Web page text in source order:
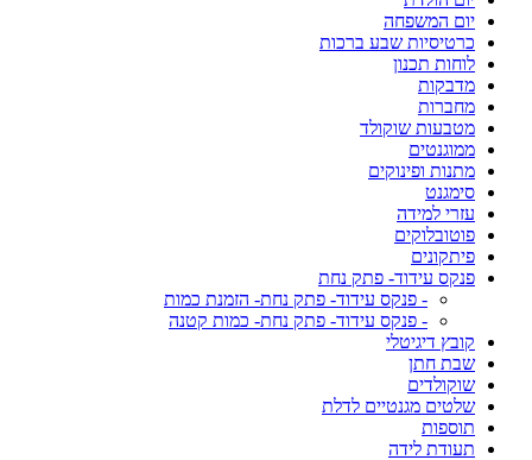
יום המשפחה
כרטיסיות שבע ברכות
לוחות תכנון
מדבקות
מחברות
מטבעות שוקולד
ממוגנטים
מתנות ופינוקים
סימגנט
עזרי למידה
פוטובלוקים
פיתקונים
פנקס עידוד- פתק נחת
- פנקס עידוד- פתק נחת- הזמנת כמות
- פנקס עידוד- פתק נחת- כמות קטנה
קובץ דיגיטלי
שבת חתן
שוקולדים
שלטים מגנטיים לדלת
תוספות
תעודת לידה